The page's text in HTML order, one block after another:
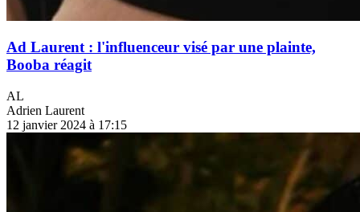
Ad Laurent : l'influenceur visé par une plainte,
Booba réagit
AL
Adrien Laurent
12 janvier 2024 à 17:15